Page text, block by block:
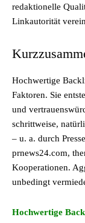
redaktionelle
Linkautorität
Hochwertige
Faktoren. Sie
und
schrittweise,
– u. a. durch
prnews24.com,
Kooperationen.
unbedingt
Hochwertige